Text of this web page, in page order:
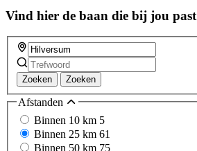
Vind hier de baan die bij jou past
Zoeken Zoeken
Afstanden
Binnen 10 km 5
Binnen 25 km 61
Binnen 50 km 75